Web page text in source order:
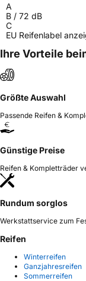
A
B / 72 dB
C
EU Reifenlabel
Ihre Vorteile
Größte Auswahl
Passende Reifen &
Günstige Preise
Reifen & Kompletträder
Rundum sorglos
Werkstattservice zum
Reifen
Winterreifen
Ganzjahresreifen
Sommerreifen